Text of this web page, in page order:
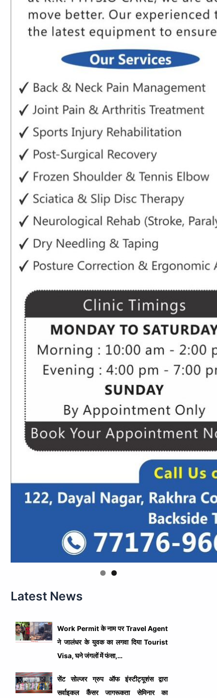
Latest News
Work Permit के नाम पर Travel Agent
ने जालंधर के युवक का लगवा दिया Tourist
Visa, घने जंगलों में फंसा,…
सेंट सोल्जर ग्रुप ऑफ इंस्टीट्यूशंस द्वारा
सर्वाइकल कैंसर जागरूकता सेमिनार का